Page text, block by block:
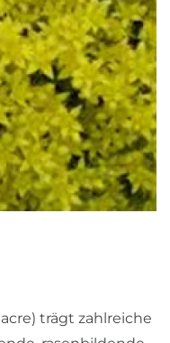
trägt zahlreiche